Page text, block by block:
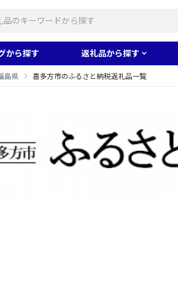
から探す 返礼品から探す
島県 喜多方市のふるさと納税返礼品一覧